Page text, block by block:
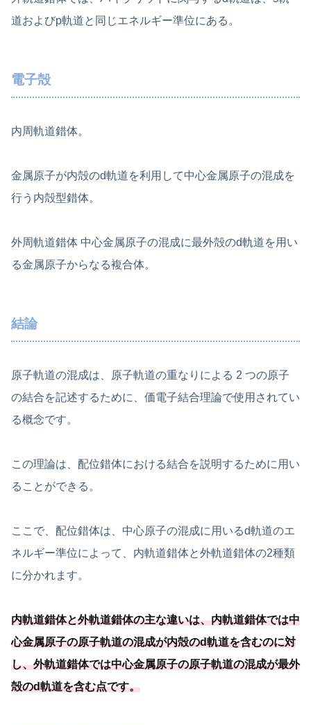
道およびp軌道と同じエネルギー準位にある。
電子殻
内周軌道錯体。
金属原子が内殻のd軌道を利用して中心金属原子の混成を
行う内殻型錯体。
外周軌道錯体 中心金属原子の混成に最外殻のd軌道を用い
る金属原子からなる複合体。
結論
原子軌道の混成は、原子軌道の重なりによる 2 つの原子
の結合を記述するために、価電子結合理論で使用されてい
る概念です。
この理論は、配位錯体における結合を説明するために用い
ることができる。
ここで、配位錯体は、中心原子の混成に用いるd軌道のエ
ネルギー準位によって、内軌道錯体と外軌道錯体の2種類
に分かれます。
内軌道錯体と外軌道錯体の主な違いは、内軌道錯体では中
心金属原子の原子軌道の混成が内殻のd軌道を含むのに対
し、外軌道錯体では中心金属原子の原子軌道の混成が最外
殻のd軌道を含む点です。